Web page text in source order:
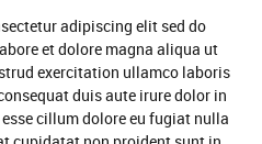
adipiscing elit sed do
et dolore magna aliqua ut
exercitation ullamco laboris
duis aute irure dolor in
cillum dolore eu fugiat nulla